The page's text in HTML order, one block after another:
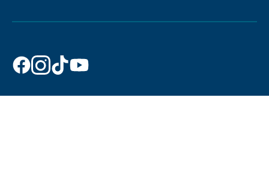
Dr. Beckmann
på
Dr. Beckmann
på
Dr. Beckmann
på
Dr. Beckmann